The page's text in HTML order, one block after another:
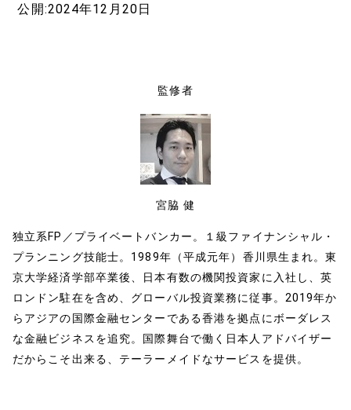
c
e
p
k
公開:2024年12月20日
監修者
宮脇 健
独立系FP／プライベートバンカー。１級ファイナンシャル・
プランニング技能士。1989年（平成元年）香川県生まれ。東
京大学経済学部卒業後、日本有数の機関投資家に入社し、英
ロンドン駐在を含め、グローバル投資業務に従事。2019年か
らアジアの国際金融センターである香港を拠点にボーダレス
な金融ビジネスを追究。国際舞台で働く日本人アドバイザー
だからこそ出来る、テーラーメイドなサービスを提供。